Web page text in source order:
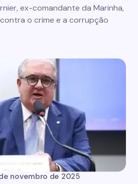
ex-comandante da Marinha,
o crime e a corrupção
novembro de 2025